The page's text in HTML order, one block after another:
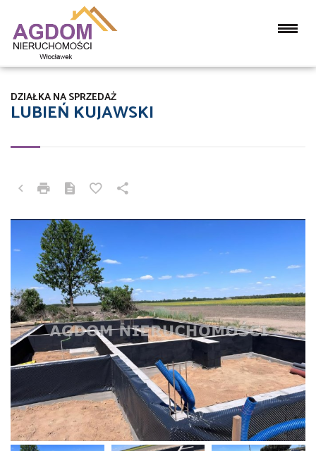
LUBIEŃ KUJAWSKI
DZIAŁKA NA SPRZEDAŻ